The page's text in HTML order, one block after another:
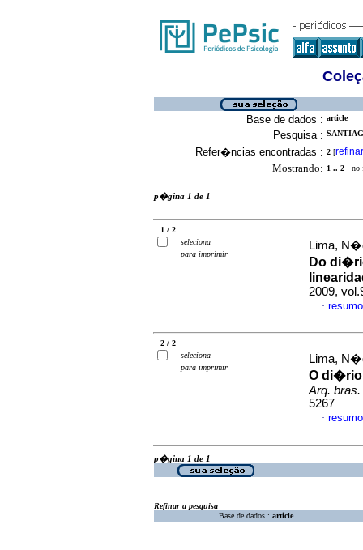
Base de dados : article
Pesquisa :
Refer�ncias encontradas : 2 [refinar
Mostrando: 1 .. 2 no
p�gina 1 de 1
1 / 2
seleciona
para imprimir
Lima,
Do
2009,
·
2 / 2
seleciona
para imprimir
Lima,
O di�rio
Arq.
5267
·
p�gina 1 de 1
Refinar a pesquisa
Base de dados : article